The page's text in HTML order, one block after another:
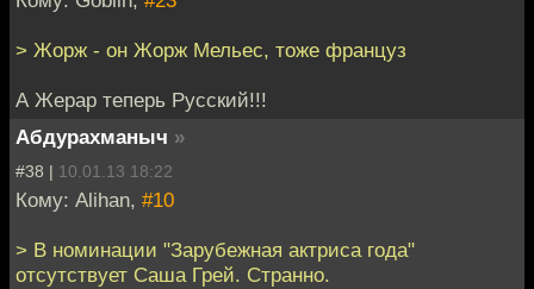
> Жорж - он Жорж Мельес, тоже француз
А Жерар теперь Русский!!!
Абдурахманыч »
#38 | 10.01.13 18:22
Кому: Alihan, #10
> В номинации "Зарубежная актриса года"
отсутствует Саша Грей. Странно.